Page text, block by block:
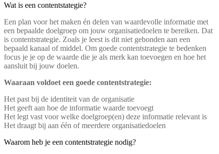
Wat is een contentstategie?
Een plan voor het maken én delen van waardevolle informatie met
een bepaalde doelgroep om jouw organisatiedoelen te bereiken. Dat
is contentstrategie. Zoals je leest is dit niet gebonden aan een
bepaald kanaal of middel. Om goede contentstrategie te bedenken
focus je je op de waarde die je als merk kan toevoegen en hoe het
aansluit bij jouw doelen.
Waaraan voldoet een goede contentstrategie:
Het past bij de identiteit van de organisatie
Het geeft aan hoe de informatie waarde toevoegt
Het legt vast voor welke doelgroep(en) deze informatie relevant is
Het draagt bij aan één of meerdere organisatiedoelen
Waarom heb je een contentstrategie nodig?